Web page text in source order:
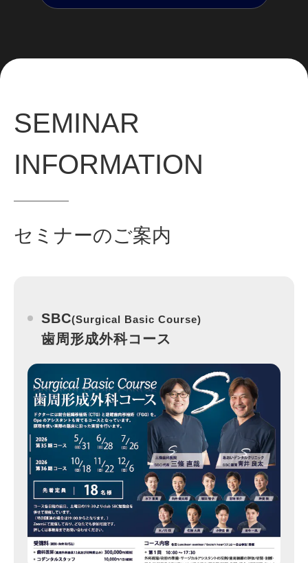
SEMINAR
INFORMATION
セミナーのご案内
SBC(Surgical Basic Course)
歯周形成外科コース